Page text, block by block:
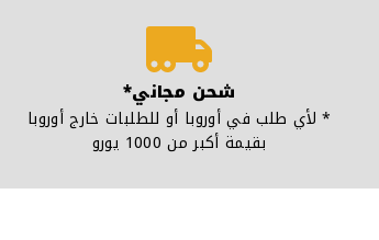
شحن مجاني*
* لأي طلب في أوروبا أو للطلبات خارج أوروبا
بقيمة أكبر من 1000 يورو